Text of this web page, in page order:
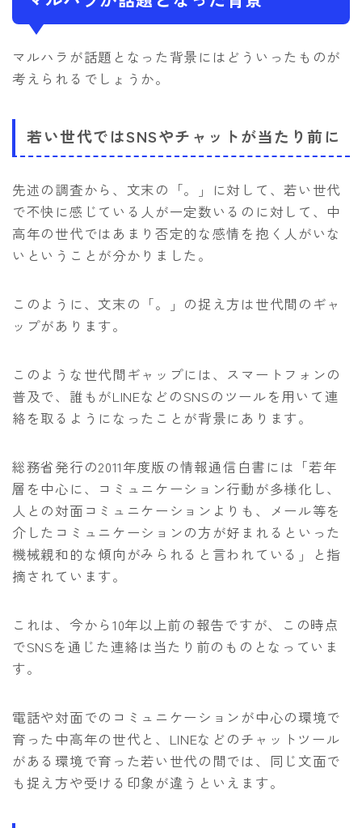
マルハラが話題となった背景にはどういったものが
考えられるでしょうか。
若い世代ではSNSやチャットが当たり前に
先述の調査から、文末の「。」に対して、若い世代
で不快に感じている人が一定数いるのに対して、中
高年の世代ではあまり否定的な感情を抱く人がいな
いということが分かりました。
このように、文末の「。」の捉え方は世代間のギャ
ップがあります。
このような世代間ギャップには、スマートフォンの
普及で、誰もがLINEなどのSNSのツールを用いて連
絡を取るようになったことが背景にあります。
総務省発行の2011年度版の情報通信白書には「若年
層を中心に、コミュニケーション行動が多様化し、
人との対面コミュニケーションよりも、メール等を
介したコミュニケーションの方が好まれるといった
機械親和的な傾向がみられると言われている」と指
摘されています。
これは、今から10年以上前の報告ですが、この時点
でSNSを通じた連絡は当たり前のものとなっていま
す。
電話や対面でのコミュニケーションが中心の環境で
育った中高年の世代と、LINEなどのチャットツール
がある環境で育った若い世代の間では、同じ文面で
も捉え方や受ける印象が違うといえます。